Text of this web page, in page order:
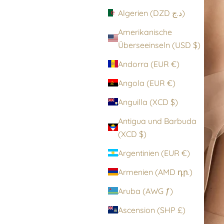
Algerien (DZD د.ج)
Amerikanische
Überseeinseln (USD $)
Andorra (EUR €)
Angola (EUR €)
Anguilla (XCD $)
Antigua und Barbuda
(XCD $)
Argentinien (EUR €)
Armenien (AMD դր.)
Aruba (AWG ƒ)
Ascension (SHP £)